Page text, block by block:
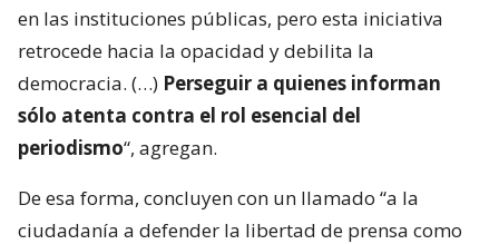
en las instituciones públicas, pero esta iniciativa
retrocede hacia la opacidad y debilita la
democracia. (…) Perseguir a quienes informan
sólo atenta contra el rol esencial del
periodismo“, agregan.
De esa forma, concluyen con un llamado “a la
ciudadanía a defender la libertad de prensa como